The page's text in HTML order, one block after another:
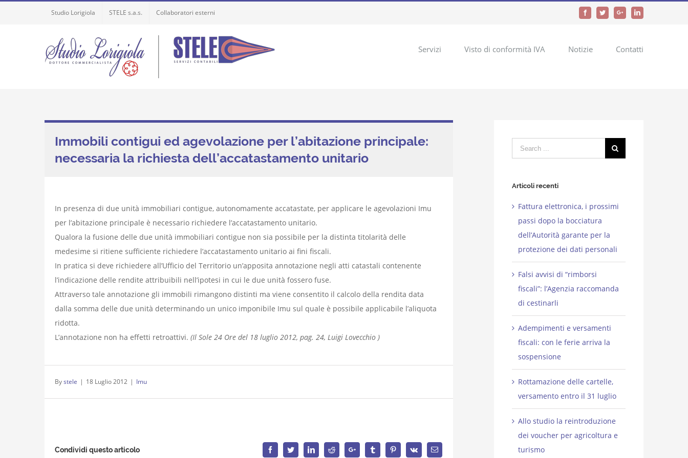
Studio Lorigiola STELE s.a.s. Collaboratori esterni FacebookTwitterGoogle+LinkedIn
Servizi Visto di conformità IVA Notizie Contatti
Immobili contigui ed agevolazione per l’abitazione principale:
necessaria la richiesta dell’accatastamento unitario
In presenza di due unità immobiliari contigue, autonomamente accatastate, per applicare le agevolazioni Imu
per l’abitazione principale è necessario richiedere l’accatastamento unitario.
Qualora la fusione delle due unità immobiliari contigue non sia possibile per la distinta titolarità delle
medesime si ritiene sufficiente richiedere l’accatastamento unitario ai fini fiscali.
In pratica si deve richiedere all’Ufficio del Territorio un’apposita annotazione negli atti catastali contenente
l’indicazione delle rendite attribuibili nell’ipotesi in cui le due unità fossero fuse.
Attraverso tale annotazione gli immobili rimangono distinti ma viene consentito il calcolo della rendita data
dalla somma delle due unità determinando un unico imponibile Imu sul quale è possibile applicabile l’aliquota
ridotta.
L’annotazione non ha effetti retroattivi. (Il Sole 24 Ore del 18 luglio 2012, pag. 24, Luigi Lovecchio )
Bystele | 18 Luglio 2012 | Imu
Condividi questo articolo FacebookTwitterLinkedInReddit Google+ Tumblr PinterestVk Email
Search
for:
Articoli recenti
Fattura elettronica, i prossimi
passi dopo la bocciatura
dell’Autorità garante per la
protezione dei dati personali
Falsi avvisi di “rimborsi
fiscali”: l’Agenzia raccomanda
di cestinarli
Adempimenti e versamenti
fiscali: con le ferie arriva la
sospensione
Rottamazione delle cartelle,
versamento entro il 31 luglio
Allo studio la reintroduzione
dei voucher per agricoltura e
turismo